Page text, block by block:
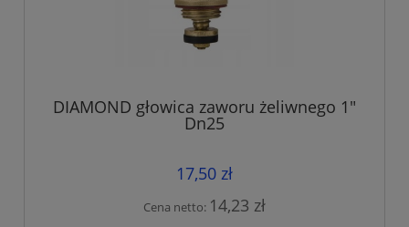
DIAMOND głowica zaworu żeliwnego 1"
Dn25
17,50 zł
Cena netto: 14,23 zł